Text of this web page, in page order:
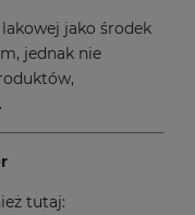
jako środek
jednak nie
tutaj: